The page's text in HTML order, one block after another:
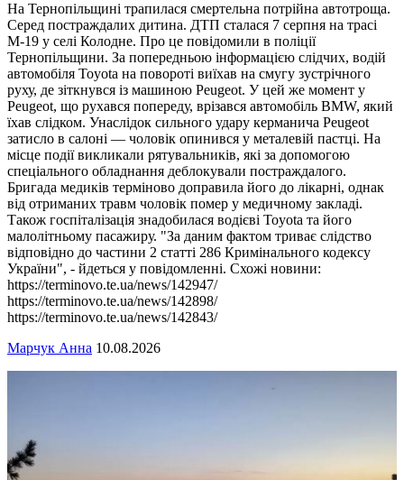
На Тернопільщині трапилася смертельна потрійна автотроща.
Серед постраждалих дитина. ДТП сталася 7 серпня на трасі
М-19 у селі Колодне. Про це повідомили в поліції
Тернопільщини. За попередньою інформацією слідчих, водій
автомобіля Toyota на повороті виїхав на смугу зустрічного
руху, де зіткнувся із машиною Peugeot. У цей же момент у
Peugeot, що рухався попереду, врізався автомобіль BMW, який
їхав слідком. Унаслідок сильного удару керманича Peugeot
затисло в салоні — чоловік опинився у металевій пастці. На
місце події викликали рятувальників, які за допомогою
спеціального обладнання деблокували постраждалого.
Бригада медиків терміново доправила його до лікарні, однак
від отриманих травм чоловік помер у медичному закладі.
Також госпіталізація знадобилася водієві Toyota та його
малолітньому пасажиру. "За даним фактом триває слідство
відповідно до частини 2 статті 286 Кримінального кодексу
України", - йдеться у повідомленні. Схожі новини:
https://terminovo.te.ua/news/142947/
https://terminovo.te.ua/news/142898/
https://terminovo.te.ua/news/142843/
Марчук Анна 10.08.2026